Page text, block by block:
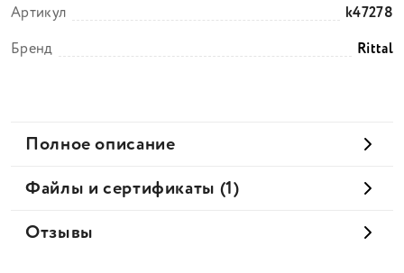
Артикул
k47278
Бренд
Rittal
Полное описание
Файлы и сертификаты (1)
Отзывы